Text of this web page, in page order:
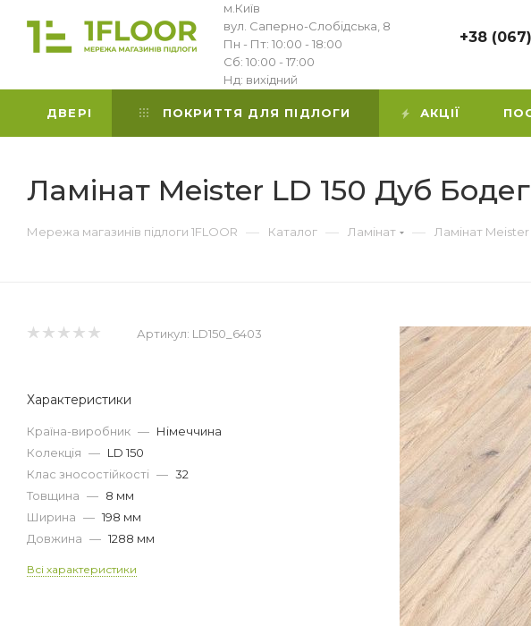
м.Київ
вул. Саперно-Слобідська, 8
Пн - Пт: 10:00 - 18:00
Сб: 10:00 - 17:00
Нд: вихідний
+38
ДВЕРІ ПОКРИТТЯ ДЛЯ ПІДЛОГИ АКЦІЇ
Ламінат Meister LD 150 Дуб
Мережа магазинів підлоги 1FLOOR — Каталог — Ламінат — Ламінат Meister
Артикул: LD150_6403
Характеристики
Країна-виробник — Німеччина
Колекція — LD 150
Клас зносостійкості — 32
Товщина — 8 мм
Ширина — 198 мм
Довжина — 1288 мм
Всі характеристики